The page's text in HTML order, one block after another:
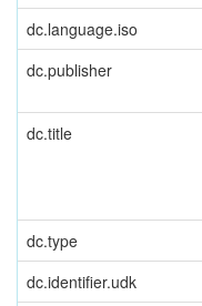
dc.language.iso
dc.publisher
dc.title
dc.type
dc.identifier.udk